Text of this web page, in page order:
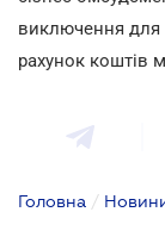
виключення для
рахунок коштів
Головна /